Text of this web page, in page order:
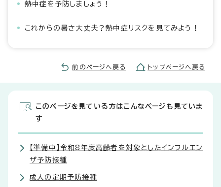
熱中症を予防しましょう！
これからの暑さ大丈夫？熱中症リスクを見てみよう！
前のページへ戻る トップページへ戻る
このページを見ている方はこんなページも見ていま
す
【準備中】令和8年度高齢者を対象としたインフルエン
ザ予防接種
成人の定期予防接種